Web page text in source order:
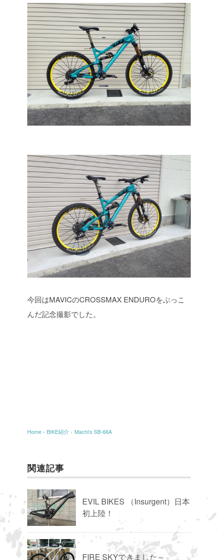
今回はMAVICのCROSSMAX ENDUROをぶっこ
んだ記念撮影でした。
Home › BIKE紹介 › Machi’s SB-66A
関連記事
EVIL BIKES （Insurgent）日本
初上陸！
FIRE SKYできました～